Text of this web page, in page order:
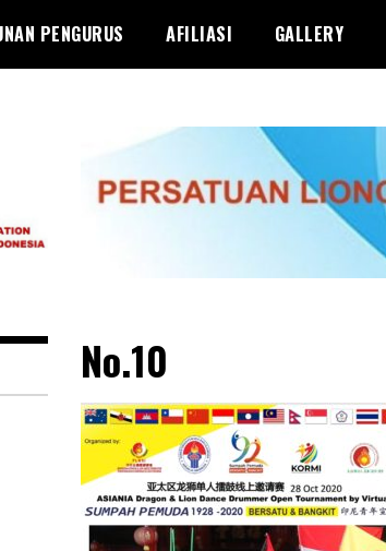
PENGURUS AFILIASI GALLERY
No.10